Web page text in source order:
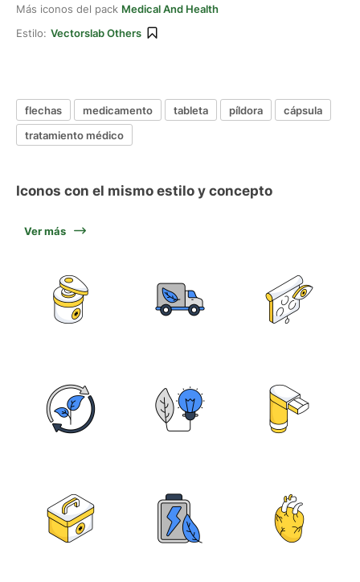
Más iconos del pack Medical And Health
Estilo: Vectorslab Others
flechas medicamento tableta píldora
cápsula
tratamiento médico
Iconos con el mismo estilo y concepto
Ver más